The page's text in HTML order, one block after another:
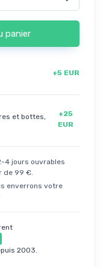
panier
+5 EUR
et bottes,
+25
EUR
4 jours ouvrables
de 99 €.
enverrons votre
2003.